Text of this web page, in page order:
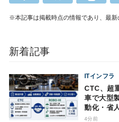
※本記事は掲載時点の情報であり、最新
新着記事
ITインフラ
CTC、超
車で大型
動化・省
4分前